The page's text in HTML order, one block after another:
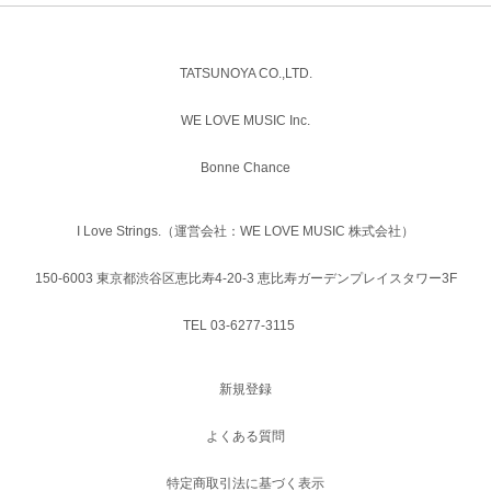
TATSUNOYA CO.,LTD.
WE LOVE MUSIC Inc.
Bonne Chance
I Love Strings.（運営会社：WE LOVE MUSIC 株式会社）
150-6003 東京都渋谷区恵比寿4-20-3 恵比寿ガーデンプレイスタワー3F
TEL 03-6277-3115
新規登録
よくある質問
特定商取引法に基づく表示